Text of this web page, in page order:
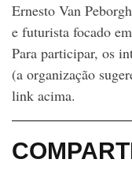
Ernesto Van
e futurista focado
Para participar, os
(a organização
link acima.